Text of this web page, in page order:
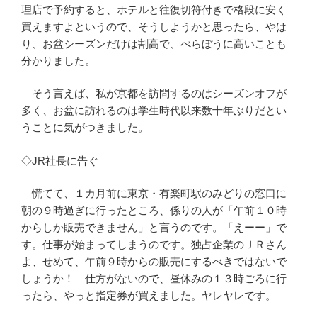
理店で予約すると、ホテルと往復切符付きで格段に安く
買えますよというので、そうしようかと思ったら、やは
り、お盆シーズンだけは割高で、べらぼうに高いことも
分かりました。
そう言えば、私が京都を訪問するのはシーズンオフが
多く、お盆に訪れるのは学生時代以来数十年ぶりだとい
うことに気がつきました。
◇JR社長に告ぐ
慌てて、１カ月前に東京・有楽町駅のみどりの窓口に
朝の９時過ぎに行ったところ、係りの人が「午前１０時
からしか販売できません」と言うのです。「えーー」で
す。仕事が始まってしまうのです。独占企業のＪＲさん
よ、せめて、午前９時からの販売にするべきではないで
しょうか！ 仕方がないので、昼休みの１３時ごろに行
ったら、やっと指定券が買えました。ヤレヤレです。